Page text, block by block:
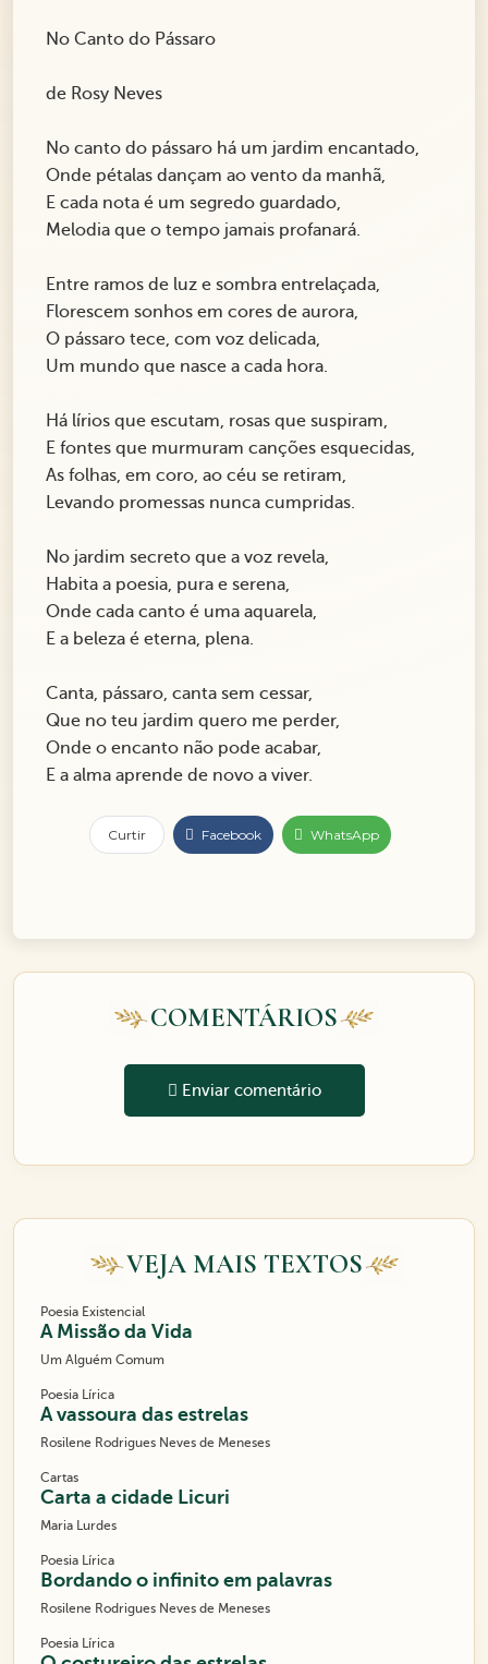
No Canto do Pássaro
de Rosy Neves
No canto do pássaro há um jardim encantado,
Onde pétalas dançam ao vento da manhã,
E cada nota é um segredo guardado,
Melodia que o tempo jamais profanará.
Entre ramos de luz e sombra entrelaçada,
Florescem sonhos em cores de aurora,
O pássaro tece, com voz delicada,
Um mundo que nasce a cada hora.
Há lírios que escutam, rosas que suspiram,
E fontes que murmuram canções esquecidas,
As folhas, em coro, ao céu se retiram,
Levando promessas nunca cumpridas.
No jardim secreto que a voz revela,
Habita a poesia, pura e serena,
Onde cada canto é uma aquarela,
E a beleza é eterna, plena.
Canta, pássaro, canta sem cessar,
Que no teu jardim quero me perder,
Onde o encanto não pode acabar,
E a alma aprende de novo a viver.
Curtir Facebook WhatsApp
COMENTÁRIOS
Enviar comentário
VEJA MAIS TEXTOS
Poesia Existencial
A Missão da Vida
Um Alguém Comum
Poesia Lírica
A vassoura das estrelas
Rosilene Rodrigues Neves de Meneses
Cartas
Carta a cidade Licuri
Maria Lurdes
Poesia Lírica
Bordando o infinito em palavras
Rosilene Rodrigues Neves de Meneses
Poesia Lírica